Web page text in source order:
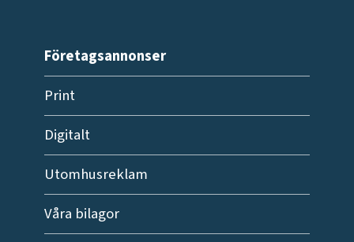
Företagsannonser
Print
Digitalt
Utomhusreklam
Våra bilagor